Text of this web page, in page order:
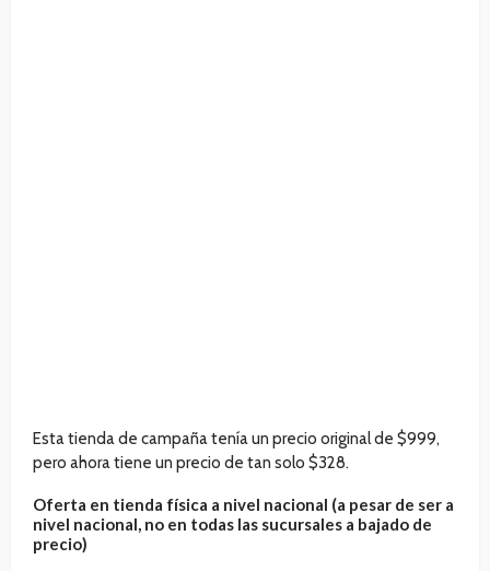
Esta tienda de campaña tenía un precio original de $999,
pero ahora tiene un precio de tan solo $328.
Oferta en tienda física a nivel nacional (a pesar de ser a
nivel nacional, no en todas las sucursales a bajado de
precio)